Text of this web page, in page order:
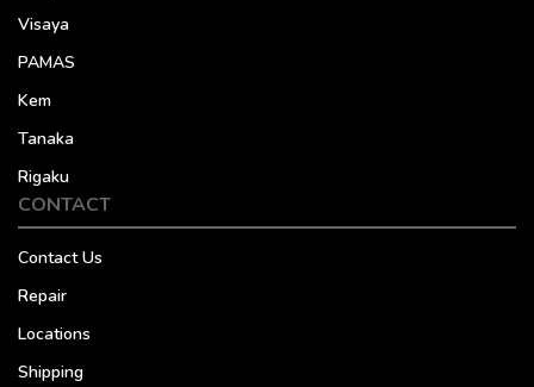
Visaya
PAMAS
Kem
Tanaka
Rigaku
CONTACT
Contact Us
Repair
Locations
Shipping